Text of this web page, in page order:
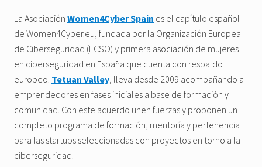
La Asociación Women4Cyber Spain es el capítulo español
de Women4Cyber.eu, fundada por la Organización Europea
de Ciberseguridad (ECSO) y primera asociación de mujeres
en ciberseguridad en España que cuenta con respaldo
europeo. Tetuan Valley , lleva desde 2009 acompañando a
emprendedores en fases iniciales a base de formación y
comunidad. Con este acuerdo unen fuerzas y proponen un
completo programa de formación, mentoría y pertenencia
para las startups seleccionadas con proyectos en torno a la
ciberseguridad.